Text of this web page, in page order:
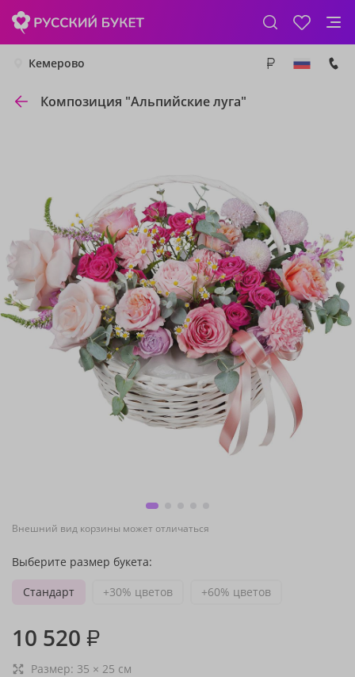
Кемерово
Композиция "Альпийские луга"
Внешний вид корзины может отличаться
Выберите размер букета:
Стандарт
+30% цветов +60% цветов
10 520 ₽
Размер: 35 × 25 см